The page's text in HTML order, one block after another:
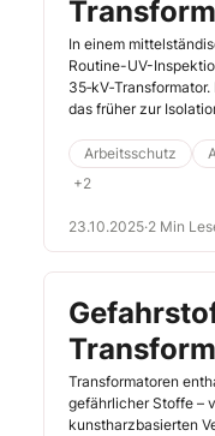
Ölspuren
In einem
Routine-UV-
das früher zur
Arbeitsschutz
+2
23.10.2025·2 Min
Transformatoren
gefährlicher Stoffe –
kunstharzbasierten